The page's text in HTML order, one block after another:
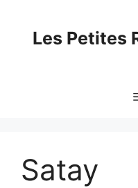
contentLes Petites
Satay